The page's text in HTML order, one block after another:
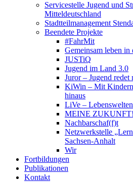
Servicestelle Jugend und
Mitteldeutschland
Stadtteilmanagement
Beendete Projekte
#FahrMit
Gemeinsam leben
JUSTiQ
Jugend im Land 3.0
Juror – Jugend
KiWin – Mit
hinaus
LiVe –
MEINE ZUKUNFT!
Nachbarschaf(f)t
Netzwerkstelle
Sachsen-Anhalt
Wir
Fortbildungen
Publikationen
Kontakt